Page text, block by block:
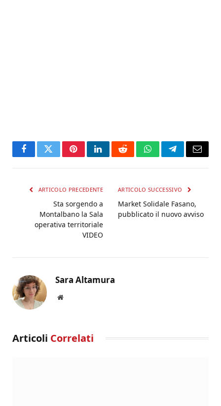
FacebookTwitterPinterestLinkedInRedditWhatsAppTelegramEmail
ARTICOLO PRECEDENTE
Sta sorgendo a
Montalbano la Sala
operativa territoriale
VIDEO
ARTICOLO SUCCESSIVO
Market Solidale Fasano,
pubblicato il nuovo avviso
Sara Altamura
Website
Articoli Correlati